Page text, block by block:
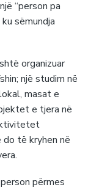
“person pa
sëmundja
organizuar
një studim në
masat e
e tjera në
të kryhen në
përmes